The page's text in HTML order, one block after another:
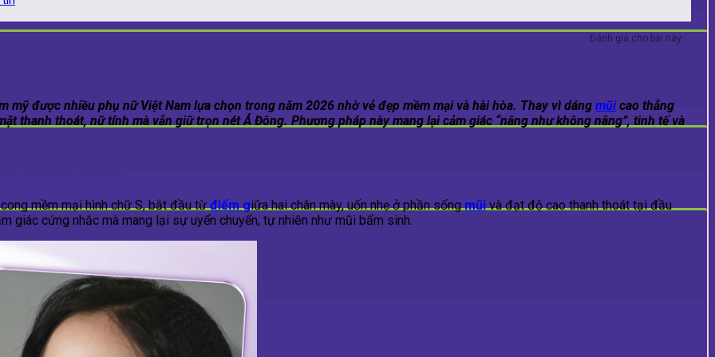
Đánh giá cho bài này
mỹ được nhiều phụ nữ Việt Nam lựa chọn trong năm 2026 nhờ vẻ đẹp mềm mại và hài hòa. Thay vì dáng mũi cao thẳng
thanh thoát, nữ tính mà vẫn giữ trọn nét Á Đông. Phương pháp này mang lại cảm giác “nâng như không nâng”, tinh tế và
chuẩn mực?
mềm mại hình chữ S, bắt đầu từđiểm giữa hai chân mày, uốn nhẹ ở phần sốngmũivà đạt độ cao thanh thoát tại đầu
giác cứng nhắc mà mang lại sự uyển chuyển, tự nhiên như mũi bẩm sinh.